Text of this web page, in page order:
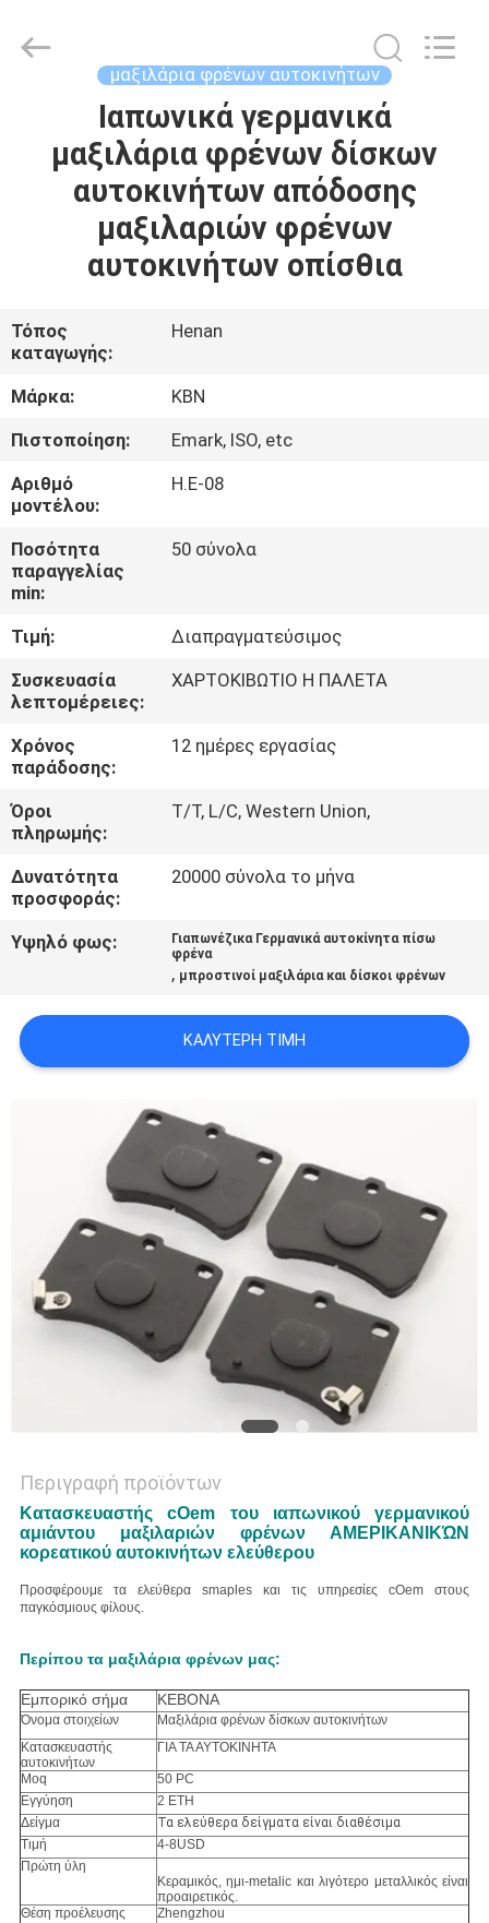
ΠΡΟΪΌΝΤΑ
ΠΕΡΊΠΟΥ
ΓΎΡΟΣ
ΕΡΓΟΣΤΑΣΊΩΝ
ΠΟΙΟΤΙΚΌΣ
ΈΛΕΓΧΟΣ
ΜΑΣ
ΣΕ
ΕΠΑΦΉ
ΈΝΑ
ΑΠΌΣΠΑΣΜΑ
SITEMAP
PRIVACY
POLICY
μαξιλάρια φρένων αυτοκινήτων
Ιαπωνικά γερμανικά
μαξιλάρια φρένων δίσκων
αυτοκινήτων απόδοσης
μαξιλαριών φρένων
αυτοκινήτων οπίσθια
Τόπος
καταγωγής:
Henan
Μάρκα:
KBN
Πιστοποίηση:
Emark, ISO, etc
Αριθμό
μοντέλου:
Η.Ε-08
Ποσότητα
παραγγελίας
min:
50 σύνολα
Τιμή:
Διαπραγματεύσιμος
Συσκευασία
λεπτομέρειες:
ΧΑΡΤΟΚΙΒΩΤΙΟ Η ΠΑΛΕΤΑ
Χρόνος
παράδοσης:
12 ημέρες εργασίας
Όροι
πληρωμής:
T/T, L/C, Western Union,
Δυνατότητα
προσφοράς:
20000 σύνολα το μήνα
Υψηλό φως:
Γιαπωνέζικα Γερμανικά αυτοκίνητα πίσω
φρένα
, μπροστινοί μαξιλάρια και δίσκοι φρένων
ΚΑΛΎΤΕΡΗ ΤΙΜΉ
Περιγραφή προϊόντων
Κατασκευαστής cOem του ιαπωνικού γερμανικού
αμιάντου μαξιλαριών φρένων ΑΜΕΡΙΚΑΝΙΚΏΝ
κορεατικού αυτοκινήτων ελεύθερου
Προσφέρουμε τα ελεύθερα smaples και τις υπηρεσίες cOem στους
παγκόσμιους φίλους.
Περίπου τα μαξιλάρια φρένων μας:
Εμπορικό σήμα KEBONA
Όνομα στοιχείων
Μαξιλάρια φρένων δίσκων αυτοκινήτων
Κατασκευαστής
αυτοκινήτων
ΓΙΑ ΤΑ ΑΥΤΟΚΙΝΗΤΑ
Moq
50 PC
Εγγύηση
2 ΕΤΗ
Δείγμα
Τα ελεύθερα δείγματα είναι διαθέσιμα
Τιμή
4-8USD
Πρώτη ύλη
Κεραμικός, ημι-metalic και λιγότερο μεταλλικός είναι
προαιρετικός.
Θέση προέλευσης
Zhengzhou